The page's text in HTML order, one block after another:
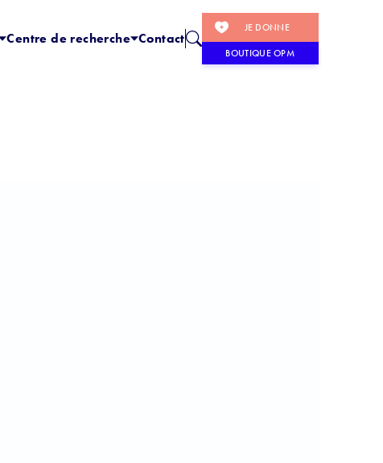
Centre de recherche Contact
JE DONNE
BOUTIQUE OPM